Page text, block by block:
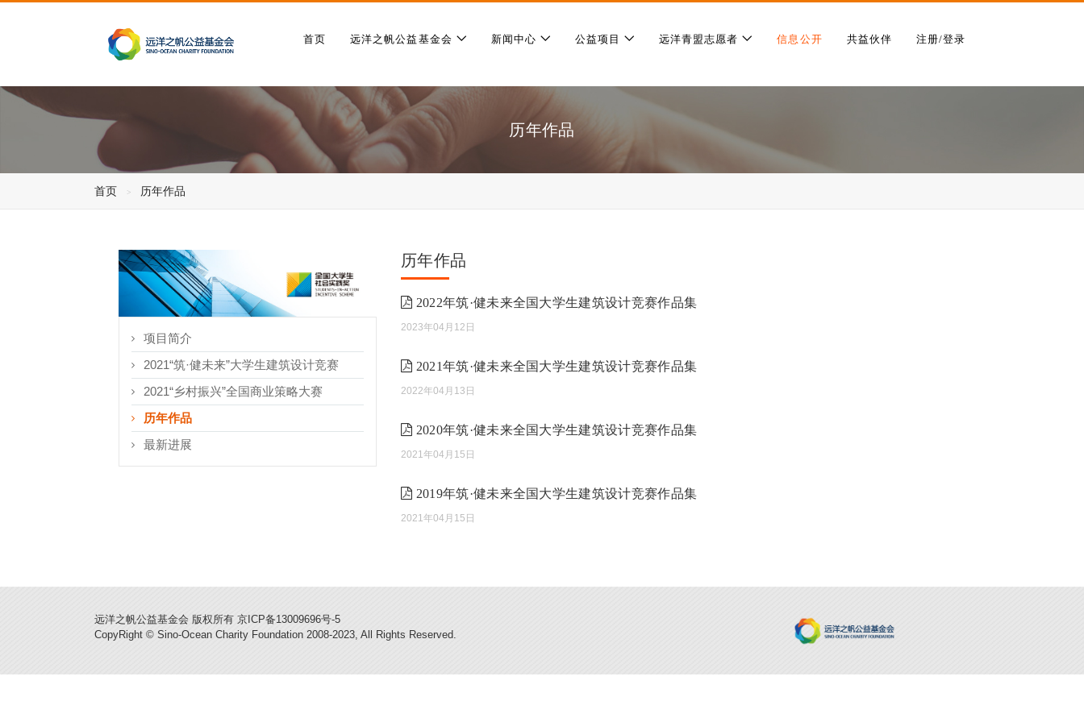
首页 远洋之帆公益基金会 新闻中心 公益项目 远洋青盟志愿者 信息公开 共益伙伴 注册/登录
历年作品
首页 历年作品
项目简介
2021“筑·健未来”大学生建筑设计竞赛
2021“乡村振兴”全国商业策略大赛
历年作品
最新进展
历年作品
2022年筑·健未来全国大学生建筑设计竞赛作品集
2023年04月12日
2021年筑·健未来全国大学生建筑设计竞赛作品集
2022年04月13日
2020年筑·健未来全国大学生建筑设计竞赛作品集
2021年04月15日
2019年筑·健未来全国大学生建筑设计竞赛作品集
2021年04月15日
远洋之帆公益基金会 版权所有 京ICP备13009696号-5
CopyRight © Sino-Ocean Charity Foundation 2008-2023, All Rights Reserved.